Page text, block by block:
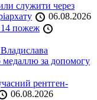
служити через
06.08.2026
14 пожеж
Владислава
за допомогу
рентген-
06.08.2026